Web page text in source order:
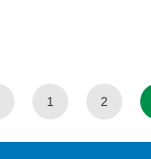
1 2